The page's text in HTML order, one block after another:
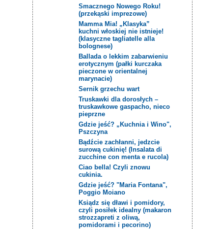
Smacznego Nowego Roku!
(przekąski imprezowe)
Mamma Mia! „Klasyka”
kuchni włoskiej nie istnieje!
(klasyczne tagliatelle alla
bolognese)
Ballada o lekkim zabarwieniu
erotycznym (pałki kurczaka
pieczone w orientalnej
marynacie)
Sernik grzechu wart
Truskawki dla dorosłych –
truskawkowe gaspacho, nieco
pieprzne
Gdzie jeść? „Kuchnia i Wino",
Pszczyna
Bądźcie zachłanni, jedzcie
surową cukinię! (Insalata di
zucchine con menta e rucola)
Ciao bella! Czyli znowu
cukinia.
Gdzie jeść? "Maria Fontana",
Poggio Moiano
Ksiądz się dławi i pomidory,
czyli posiłek idealny (makaron
strozzapreti z oliwą,
pomidorami i pecorino)